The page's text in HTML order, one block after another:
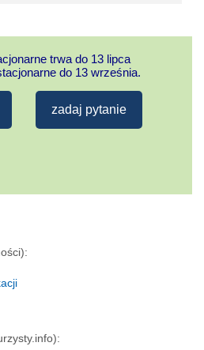
trwa do 13 lipca
do 13 września.
zadaj pytanie